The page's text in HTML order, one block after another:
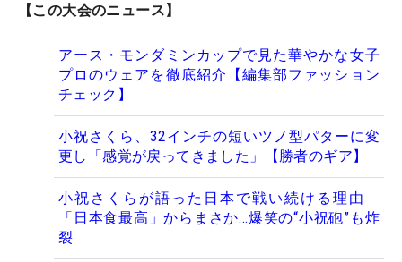
【この大会のニュース】
アース・モンダミンカップで見た華やかな女子
プロのウェアを徹底紹介【編集部ファッション
チェック】
小祝さくら、32インチの短いツノ型パターに変
更し「感覚が戻ってきました」【勝者のギア】
小祝さくらが語った日本で戦い続ける理由
「日本食最高」からまさか…爆笑の“小祝砲”も炸
裂